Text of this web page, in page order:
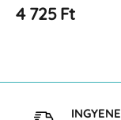
4 725 Ft